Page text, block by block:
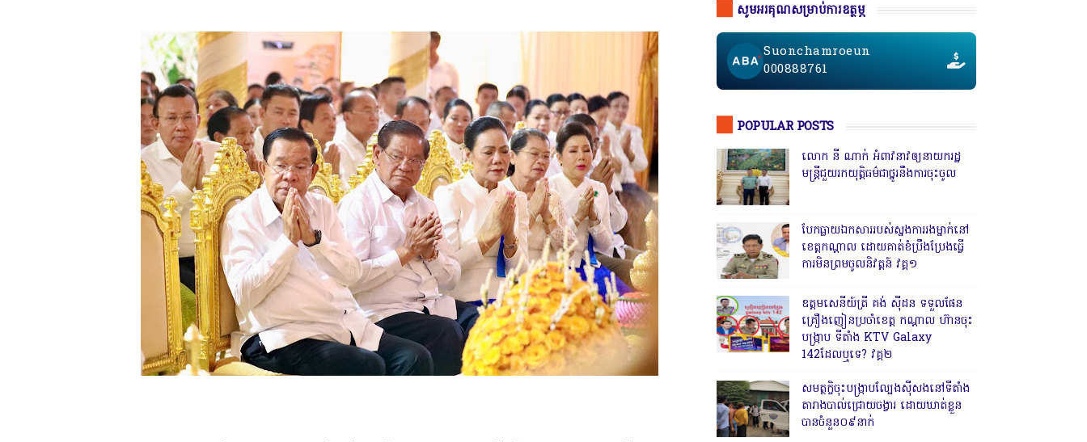
សូមអរគុណសម្រាប់ការឧត្ថម្ភ
Suonchamroeun
000888761
POPULAR POSTS
លោក នី ណាក់ អំពាវនាវឲ្យនាយករដ្ឋ
មន្ត្រីជួយរកយុត្តិធម៌ជាថ្នូរនឹងការចុះចូល
បែកធ្លាយឯកសាររបស់ស្នងការរងម្នាក់នៅ
ខេត្តកណ្ដាល ដោយគាត់ខំប្រឹងប្រែងធ្វើ
ការមិនព្រមចូលនិវត្តន៍ វគ្គ១
ឧត្តមសេនីយ៍ត្រី គង់ ស៊ីដន ទទួលផែន
គ្រឿងញៀនប្រចាំខេត្ត កណ្តាល ហ៊ានចុះ
បង្ក្រាប ទីតាំង KTV Galaxy
142ដែលឬទេ? វគ្គ២
សមត្ថកិ្ចចុះបង្ក្រាបល្បែងស៊ីសងនៅទីតាំង
តារាងបាល់ជ្រោយចង្វារ ដោយឃាត់ខ្លួន
បានចំនួន០៩នាក់